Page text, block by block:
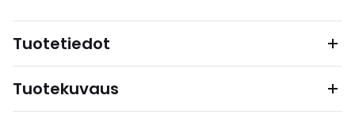
Tuotetiedot
Tuotekuvaus